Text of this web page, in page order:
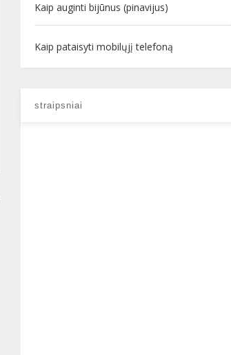
Kaip auginti bijūnus (pinavijus)
Kaip pataisyti mobilųjį telefoną
straipsniai